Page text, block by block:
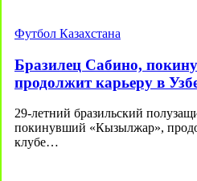
Футбол Казахстана
Бразилец Сабино,
продолжит карьеру в
29-летний бразильский
покинувший «Кызылжар»,
клубе…